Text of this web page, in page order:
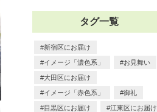
タグ一覧
新宿区にお届け
イメージ「濃色系」 お見舞い
大田区にお届け
イメージ「赤色系」 御礼
目黒区にお届け 江東区にお届け